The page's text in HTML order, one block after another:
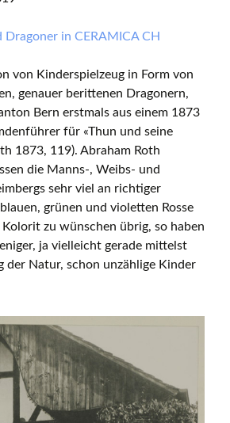
Dragoner in CERAMICA CH
von Kinderspielzeug in Form von
genauer berittenen Dragonern,
Bern erstmals aus einem 1873
für «Thun und seine
1873, 119). Abraham Roth
die Manns-, Weibs- und
sehr viel an richtiger
grünen und violetten Rosse
zu wünschen übrig, so haben
ja vielleicht gerade mittelst
der Natur, schon unzählige Kinder